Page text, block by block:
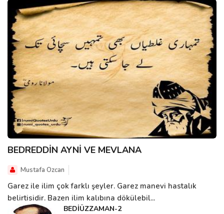
BEDREDDİN AYNİ VE MEVLANA
Mustafa Ozcan
Garez ile ilim çok farklı şeyler. Garez manevi hastalık
belirtisidir. Bazen ilim kalıbına dökülebil...
BEDİÜZZAMAN-2